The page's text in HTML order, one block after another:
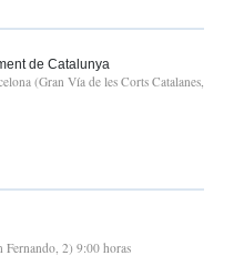
de Catalunya
(Gran Vía de les Corts Catalanes,
2) 9:00 horas